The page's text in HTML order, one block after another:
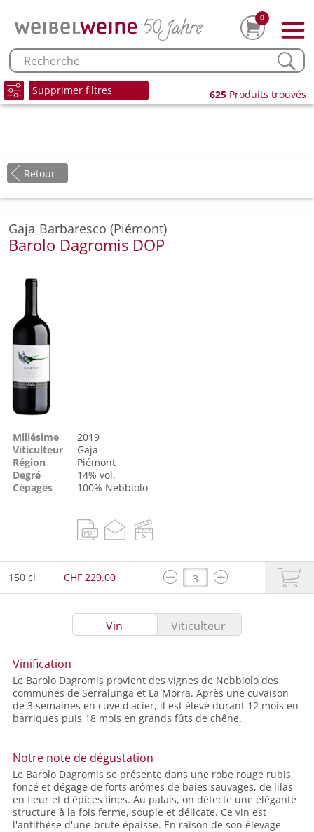
0
Supprimer filtres 625 Produits trouvés
Retour
Gaja, Barbaresco (Piémont)
Barolo Dagromis DOP
Millésime
2019
Viticulteur
Gaja
Région
Piémont
Degré
14% vol.
Cépages
100% Nebbiolo
150 cl CHF 229.00
Vin Viticulteur
Vinification
Le Barolo Dagromis provient des vignes de Nebbiolo des
communes de Serralunga et La Morra. Après une cuvaison
de 3 semaines en cuve d'acier, il est élevé durant 12 mois en
barriques puis 18 mois en grands fûts de chêne.
Notre note de dégustation
Le Barolo Dagromis se présente dans une robe rouge rubis
foncé et dégage de forts arômes de baies sauvages, de lilas
en fleur et d'épices fines. Au palais, on détecte une élégante
structure à la fois ferme, souple et délicate. Ce vin est
l'antithèse d'une brute épaisse. En raison de son élevage